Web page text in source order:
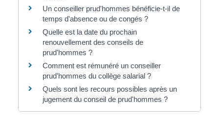
Un conseiller prud'hommes bénéficie-t-il de
temps d'absence ou de congés ?
Quelle est la date du prochain
renouvellement des conseils de
prud'hommes ?
Comment est rémunéré un conseiller
prud'hommes du collège salarial ?
Quels sont les recours possibles après un
jugement du conseil de prud'hommes ?